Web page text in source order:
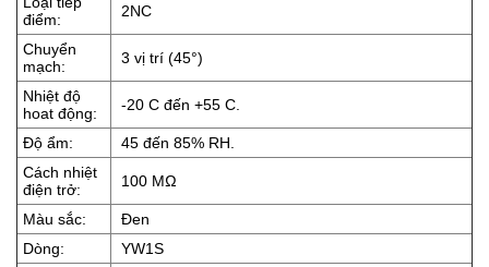
điểm:
2NC
Chuyển
mạch:
3 vị trí (45°)
Nhiệt độ
hoat động:
-20 C đến +55 C.
Độ ẩm:
45 đến 85% RH.
Cách nhiệt
điện trở:
100 MΩ
Màu sắc:
Đen
Dòng:
YW1S